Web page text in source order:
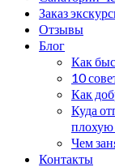
Заказ
Отзывы
Блог
Как
10
Как
Куда
плохую
Чем
Контакты